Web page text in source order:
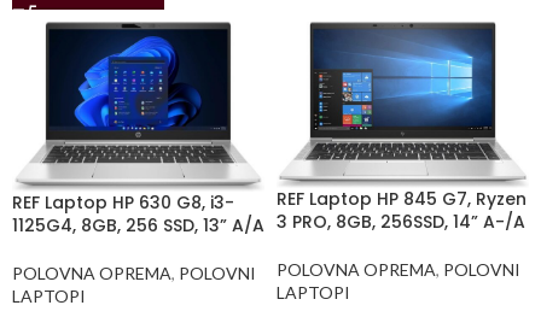
REF Laptop HP 630 G8, i3-
1125G4, 8GB, 256 SSD, 13” A/A
POLOVNA OPREMA, POLOVNI
LAPTOPI
REF Laptop HP 845 G7, Ryzen
3 PRO, 8GB, 256SSD, 14” A-/A
POLOVNA OPREMA, POLOVNI
LAPTOPI